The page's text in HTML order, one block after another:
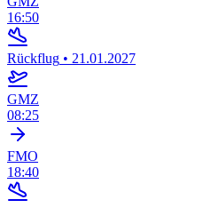
16:50
Rückflug • 21.01.2027
GMZ
08:25
FMO
18:40